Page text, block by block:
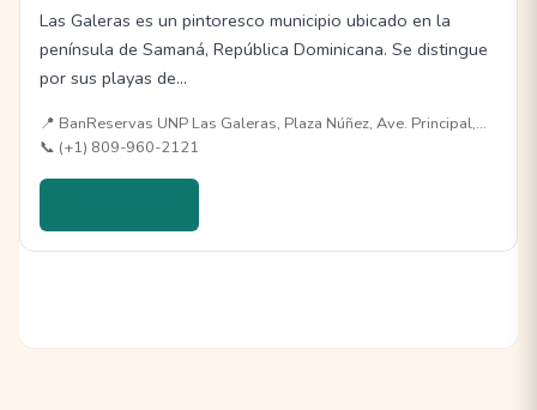
Las Galeras es un pintoresco municipio ubicado en la
península de Samaná, República Dominicana. Se distingue
por sus playas de…
📍 BanReservas UNP Las Galeras, Plaza Núñez, Ave. Principal,…
📞 (+1) 809-960-2121